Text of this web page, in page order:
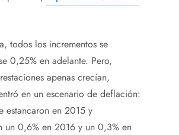
todos los incrementos se
0,25% en adelante. Pero,
apenas crecían,
en un escenario de deflación:
estancaron en 2015 y
un 0,6% en 2016 y un 0,3% en